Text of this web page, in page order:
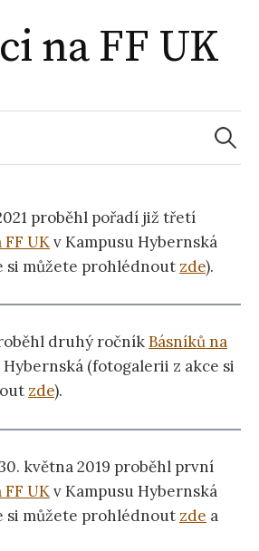
na FF UK
proběhl pořadí již třetí
FF UKv Kampusu Hybernská
si můžete prohlédnout zde).
druhý ročníkBásníků na
Hybernská (fotogalerii z akce si
zde).
května 2019 proběhl první
FF UKv Kampusu Hybernská
si můžete prohlédnout zde a